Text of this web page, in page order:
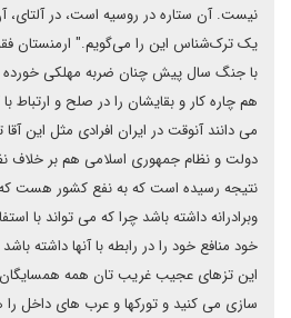
نیست. آن ستاره در روسیه است، در
با جنگ سال پیش چنان ضربه مهلکی خورده
هم چاره کار و بقایشان را در صلح و ارتباط
می دانند آنوقت در ایران افرادی مثل این آقا
دولت و نظام جمهوری اسلامی هم بر خلاف
نتیجه رسیده است که به نفع کشور هست که
وبرادرانه داشته باشد چرا که می تواند با
خود منافع خود را در رابطه با آنها داشته
این تزهای عجیب غریب تان همه
سازی می کنید و تورکها و عرب های داخل را